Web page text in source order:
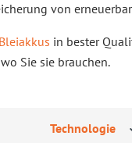
von
Bleiakkus in bester
wo Sie sie brauchen.
Technologie